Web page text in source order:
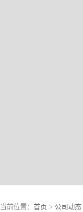
当前位置： 首页 > 公司动态